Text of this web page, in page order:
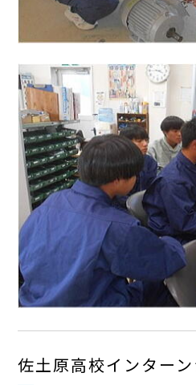
佐土原高校インター